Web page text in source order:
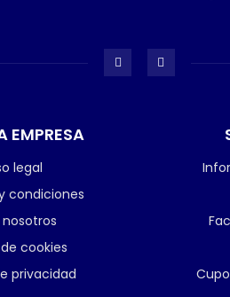
EMPRESA
legal
condiciones
nosotros
cookies
privacidad